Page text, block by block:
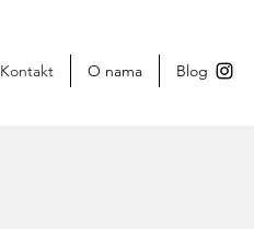
Kontakt O nama Blog